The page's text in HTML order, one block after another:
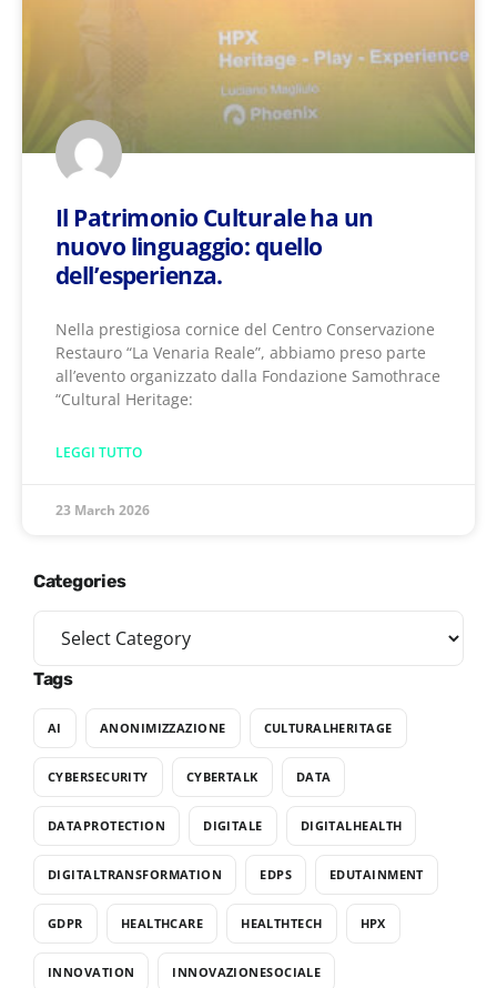
Il Patrimonio Culturale ha un
nuovo linguaggio: quello
dell’esperienza.
Nella prestigiosa cornice del Centro Conservazione
Restauro “La Venaria Reale”​, abbiamo preso parte
all’evento organizzato dalla Fondazione Samothrace
“Cultural Heritage:
LEGGI TUTTO
23 March 2026
Categories
Tags
AI ANONIMIZZAZIONE CULTURALHERITAGE
CYBERSECURITY CYBERTALK DATA
DATAPROTECTION DIGITALE DIGITALHEALTH
DIGITALTRANSFORMATION EDPS EDUTAINMENT
GDPR HEALTHCARE HEALTHTECH HPX
INNOVATION INNOVAZIONESOCIALE